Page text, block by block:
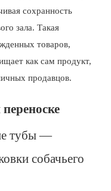
сохранность
зала. Такая
товаров,
как сам продукт,
продавцов.